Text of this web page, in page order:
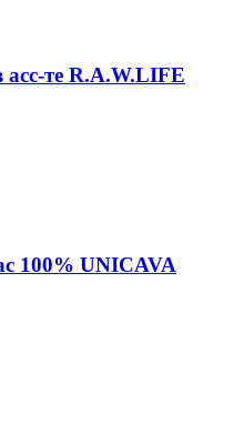
те R.A.W.LIFE
100% UNICAVA